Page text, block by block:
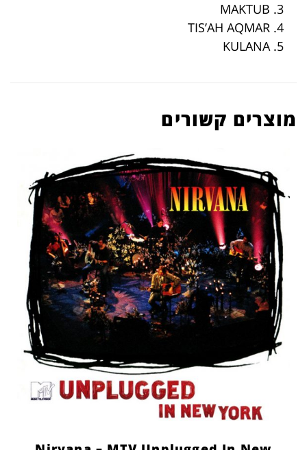
3. MAKTUB
4. TIS’AH AQMAR
5. KULANA
מוצרים קשורים